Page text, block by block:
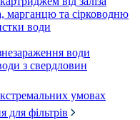
марганцю та сірководню
води
води
з свердловин
умовах
для фільтрів